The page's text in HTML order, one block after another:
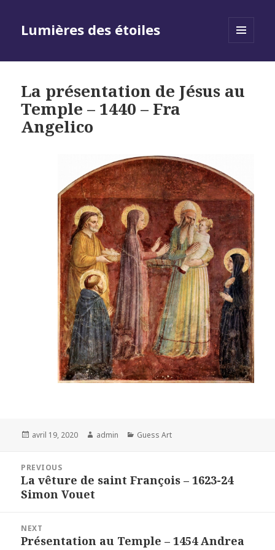
Lumières des étoiles
La présentation de Jésus au
Temple – 1440 – Fra
Angelico
Posted
avril 19, 2020 Author
admin Categories
Guess Art
l’article
PREVIOUS
Previous
post:
La vêture de saint François – 1623-24
Simon Vouet
NEXT
Next
Présentation au Temple – 1454 Andrea